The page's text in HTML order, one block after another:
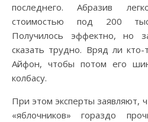
последнего. Абразив
стоимостью под 200
Получилось эффектно, но
сказать трудно. Вряд ли
Айфон, чтобы потом его
колбасу.
При этом эксперты заявляют,
«яблочников» гораздо